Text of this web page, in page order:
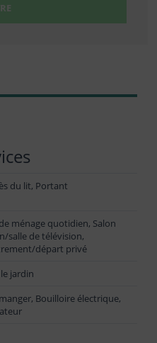
du lit, Portant
ménage quotidien, Salon
salle de télévision,
départ privé
jardin
Bouilloire électrique,